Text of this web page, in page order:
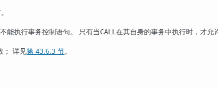
。
能执行事务控制语句。 只有当CALL 在其自身的事务中执行时，才允
； 详见第 43.6.3 节。